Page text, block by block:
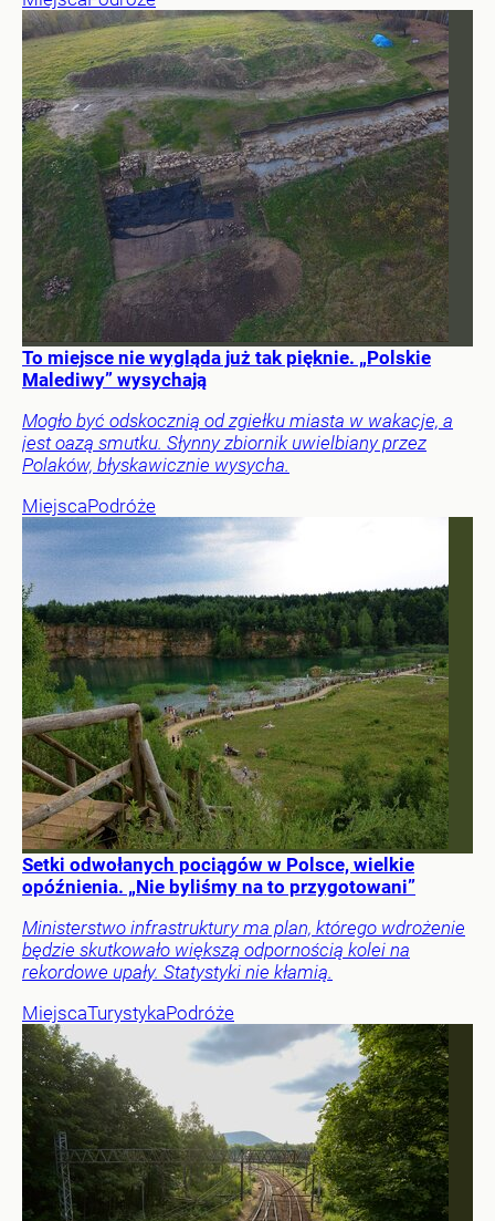
To miejsce nie wygląda już tak pięknie. „Polskie
Malediwy” wysychają
Mogło być odskocznią od zgiełku miasta w wakacje, a
jest oazą smutku. Słynny zbiornik uwielbiany przez
Polaków, błyskawicznie wysycha.
MiejscaPodróże
Setki odwołanych pociągów w Polsce, wielkie
opóźnienia. „Nie byliśmy na to przygotowani”
Ministerstwo infrastruktury ma plan, którego wdrożenie
będzie skutkowało większą odpornością kolei na
rekordowe upały. Statystyki nie kłamią.
MiejscaTurystykaPodróże